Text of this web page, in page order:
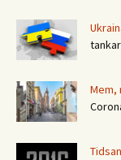
Mem,